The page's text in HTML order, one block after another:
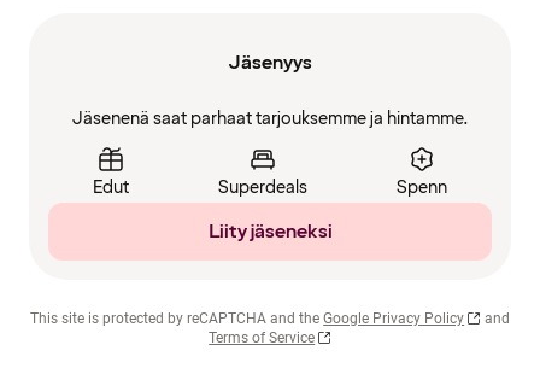
Jäsenyys
Jäsenenä saat parhaat tarjouksemme ja hintamme.
Edut Superdeals Spenn
Liity jäseneksi
This site is protected by reCAPTCHA and the Google Privacy Policy
and
Terms of Service